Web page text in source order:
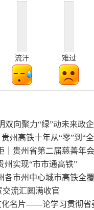
流汗 难过
双向聚力“绿”动未来政
州高铁十年从“零”到“
｜贵州省第二届慈善年
州实现“市市通高铁”
各市州中心城市高铁全
交流汇圆满收官
化名片——论学习贯彻省